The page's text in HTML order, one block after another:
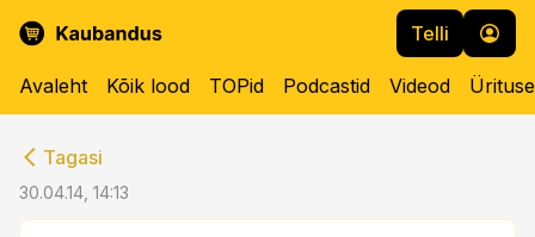
Telli
Avaleht Kõik lood TOPid Podcastid Videod
Tagasi
30.04.14, 14:13